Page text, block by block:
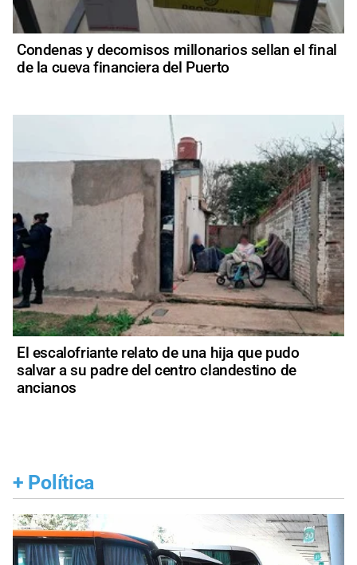
Condenas y decomisos millonarios sellan el final
de la cueva financiera del Puerto
El escalofriante relato de una hija que pudo
salvar a su padre del centro clandestino de
ancianos
+ Política